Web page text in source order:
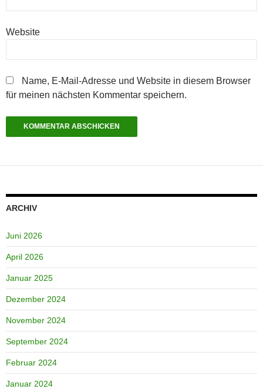
Website
Name, E-Mail-Adresse und Website in diesem Browser
für meinen nächsten Kommentar speichern.
ARCHIV
Juni 2026
April 2026
Januar 2025
Dezember 2024
November 2024
September 2024
Februar 2024
Januar 2024